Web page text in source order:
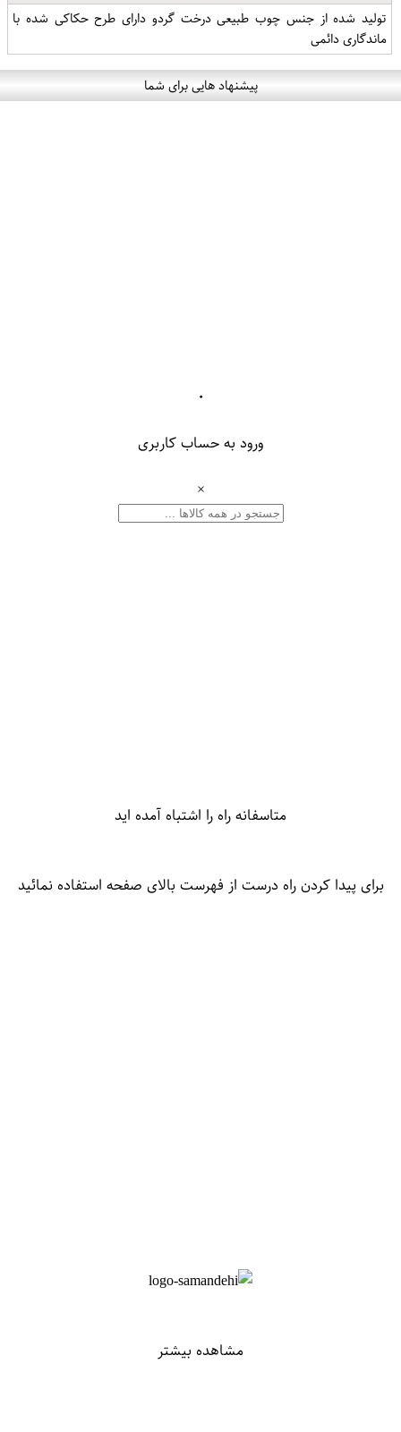
تولید شده از جنس چوب طبیعی درخت گردو دارای طرح حکاکی شده با
ماندگاری دائمی
پیشنهاد هایی برای شما
۰
ورود به حساب کاربری
×
متاسفانه راه را اشتباه آمده اید
برای پیدا کردن راه درست از فهرست بالای صفحه استفاده نمائید
مشاهده بیشتر